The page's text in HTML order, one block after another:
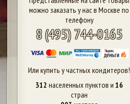
можно заказать у нас в Москве по
телефону
8 (495) 744-0165
Или купить у частных кондитеров!
312 населенных пунктов и 16
стран